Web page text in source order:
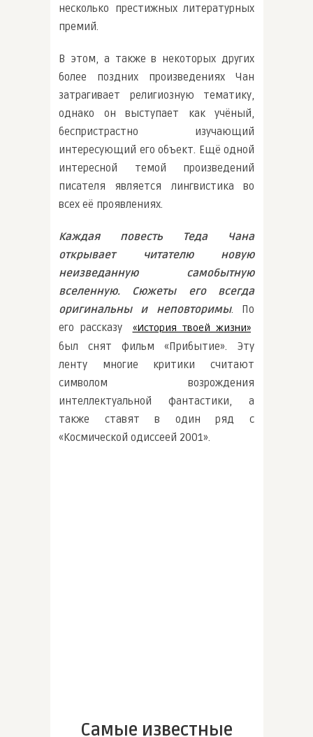
несколько престижных литературных
премий.
В этом, а также в некоторых других
более поздних произведениях Чан
затрагивает религиозную тематику,
однако он выступает как учёный,
беспристрастно изучающий
интересующий его объект. Ещё одной
интересной темой произведений
писателя является лингвистика во
всех её проявлениях.
Каждая повесть Теда Чана
открывает читателю новую
неизведанную самобытную
вселенную. Сюжеты его всегда
оригинальны и неповторимы. По
его рассказу
«История твоей жизни»
был снят фильм «Прибытие». Эту
ленту многие критики считают
символом возрождения
интеллектуальной фантастики, а
также ставят в один ряд с
«Космической одиссеей 2001».
Самые известные